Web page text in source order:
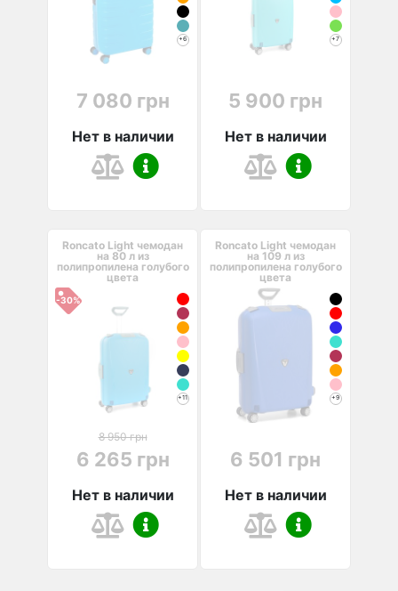
+6
7 080 грн
Нет в наличии
+7
5 900 грн
Нет в наличии
Roncato Light чемодан
на 80 л из
полипропилена голубого
цвета
+11
-30%
8 950 грн
6 265 грн
Нет в наличии
Roncato Light чемодан
на 109 л из
полипропилена голубого
цвета
+9
6 501 грн
Нет в наличии